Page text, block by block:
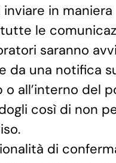
inviare in maniera
le
saranno
da una notifica
o all’interno del
così di non
di